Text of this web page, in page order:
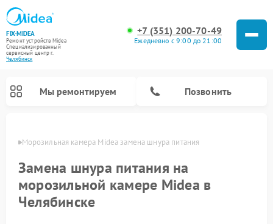
FIX-MIDEA
Ремонт устройств Midea
Специализированный
cервисный центр г.
Челябинск
+7 (351) 200-70-49
Ежедневно с 9:00 до 21:00
Мы ремонтируем Позвонить
Морозильная камера Midea замена шнура питания
Замена шнура питания на
морозильной камере Midea в
Челябинске